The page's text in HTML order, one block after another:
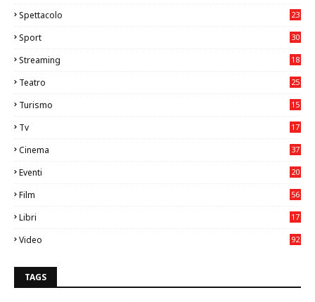
Spettacolo 23
Sport
30
Streaming 18
Teatro
25
Turismo
15
Tv
17
Cinema
37
Eventi
20
Film
56
Libri
17
Video
92
TAGS